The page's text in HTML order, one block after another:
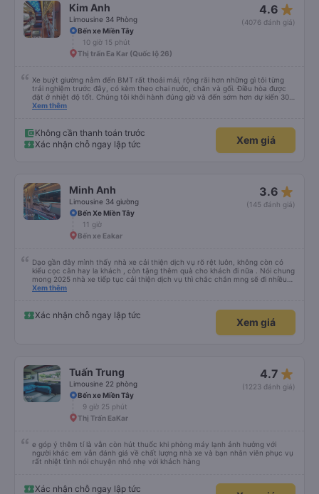
Kim Anh
Limousine 34 Phòng
4.6 star_rate
(4076 đánh giá)
Bến xe Miền Tây
10 giờ 15 phút
Thị trấn Ea Kar (Quốc lộ 26)
Xe buýt giường nằm đến BMT rất thoải mái, rộng rãi hơn những gì tôi từng
trải nghiệm trước đây, có kèm theo chai nước, chăn và gối. Điều hòa được
đặt ở nhiệt độ tốt. Chúng tôi khởi hành đúng giờ và đến sớm hơn dự kiến 30
phút. Tài xế rất tuyệt so với những tài xế khác ở Việt Nam! Không quá nhiều
GPS và biển số xe vì tôi phải tìm kiếm xung quanh bến xe để tìm thấy nó, đây
là vấn đề của bến xe Đà Lạt (không phải tất cả các xe buýt đều có bảng
thông tin), chứ không phải của công ty.
Xem thêm
Không cần thanh toán trước
Xác nhận chỗ ngay lập tức
Xem giá
Minh Anh
Limousine 34 giường
3.6 star_rate
(145 đánh giá)
Bến Xe Miền Tây
11 giờ
Bến xe Eakar
Dạo gần đây mình thấy nhà xe cải thiện dịch vụ rõ rệt luôn, không còn có
kiểu cọc cằn hay la khách , còn tặng thêm quà cho khách đi nữa . Nói chung
mong 2025 nhà xe tiếp tục cải thiện dịch vụ thì chắc chắn mng sẽ đi nhiều
hơn .
Xem thêm
Xác nhận chỗ ngay lập tức
Xem giá
Tuấn Trung
Limousine 22 phòng
4.7 star_rate
(1223 đánh giá)
Bến xe Miền Tây
9 giờ 25 phút
Thị Trấn EaKar
e góp ý thêm tí là vẫn còn hút thuốc khi phòng máy lạnh ảnh hưởng với
người khác em vẫn đánh giá về chất lượng nhà xe và bạn nhân viên phục vụ
rất nhiệt tình nói chuyện nhỏ nhẹ với khách hàng
Xác nhận chỗ ngay lập tức